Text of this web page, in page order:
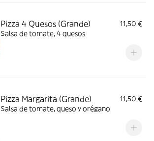
Pizza 4 Quesos (Grande)
11,50 €
Salsa de tomate, 4 quesos
Pizza Margarita (Grande)
11,50 €
Salsa de tomate, queso y orégano